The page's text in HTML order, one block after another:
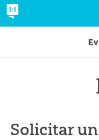
Solicitar